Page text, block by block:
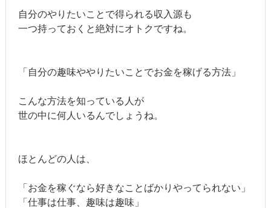
自分のやりたいことで得られる収入源も
一つ持っておくと絶対にオトクですね。
「自分の趣味ややりたいことでお金を稼げる方法」
こんな方法を知っている人が
世の中に何人いるんでしょうね。
ほとんどの人は、
「お金を稼ぐなら好きなことばかりやってられない」
「仕事は仕事、趣味は趣味」